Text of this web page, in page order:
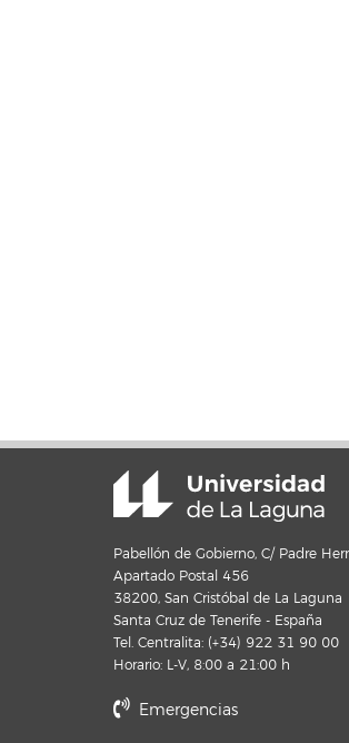
Pabellón de Gobierno, C/ Padre
Apartado Postal 456
38200, San Cristóbal de La Laguna
Santa Cruz de Tenerife - España
Tel. Centralita: (+34) 922 31 90 00
Horario: L-V, 8:00 a 21:00 h
Emergencias